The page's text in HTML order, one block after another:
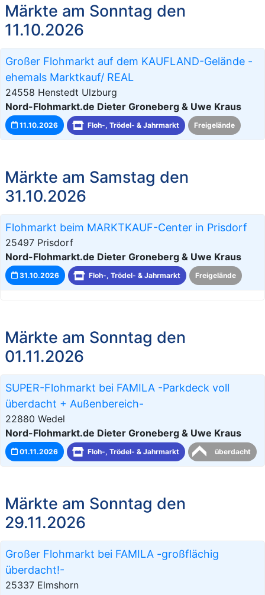
Märkte am Sonntag den
11.10.2026
Großer Flohmarkt auf dem KAUFLAND-Gelände -
ehemals Marktkauf/ REAL
24558 Henstedt Ulzburg
Nord-Flohmarkt.de Dieter Groneberg & Uwe Kraus
11.10.2026 Floh-, Trödel- & Jahrmarkt Freigelände
Märkte am Samstag den
31.10.2026
Flohmarkt beim MARKTKAUF-Center in Prisdorf
25497 Prisdorf
Nord-Flohmarkt.de Dieter Groneberg & Uwe Kraus
31.10.2026 Floh-, Trödel- & Jahrmarkt Freigelände
Märkte am Sonntag den
01.11.2026
SUPER-Flohmarkt bei FAMILA -Parkdeck voll
überdacht + Außenbereich-
22880 Wedel
Nord-Flohmarkt.de Dieter Groneberg & Uwe Kraus
01.11.2026 Floh-, Trödel- & Jahrmarkt überdacht
Märkte am Sonntag den
29.11.2026
Großer Flohmarkt bei FAMILA -großflächig
überdacht!-
25337 Elmshorn